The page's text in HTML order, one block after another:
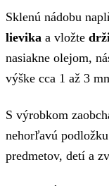
Sklenú nádobu
lievika a vložte
nasiakne olejom,
výške cca 1 až 3
S výrobkom
nehorľavú
predmetov, detí a